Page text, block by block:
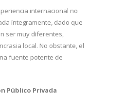
internacional no
íntegramente, dado que
ser muy diferentes,
local. No obstante, el
fuente potente de
Público Privada